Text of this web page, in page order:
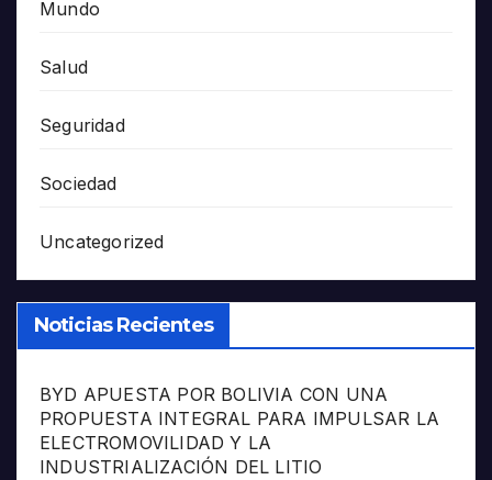
Mundo
Salud
Seguridad
Sociedad
Uncategorized
Noticias Recientes
BYD APUESTA POR BOLIVIA CON UNA
PROPUESTA INTEGRAL PARA IMPULSAR LA
ELECTROMOVILIDAD Y LA
INDUSTRIALIZACIÓN DEL LITIO